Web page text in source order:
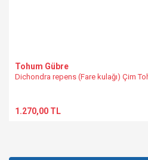
Tohum Gübre
Dichondra repens (Fare kulağı) Çim
1.270,00 TL